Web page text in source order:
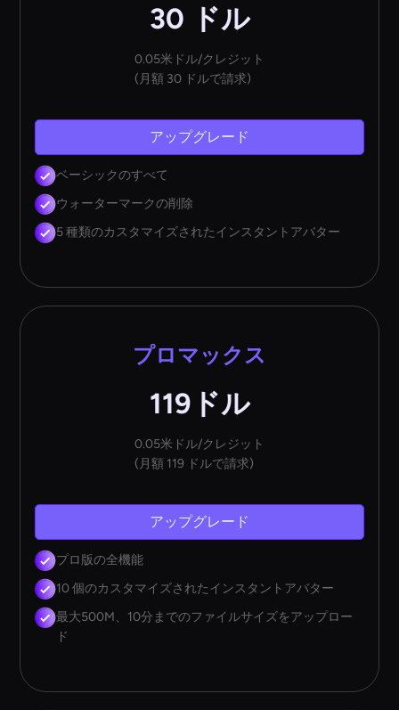
30 ドル
0.05米ドル/クレジット
(月額 30 ドルで請求)
アップグレード
ベーシックのすべて
ウォーターマークの削除
5 種類のカスタマイズされたインスタントアバター
プロマックス
119ドル
0.05米ドル/クレジット
(月額 119 ドルで請求)
アップグレード
プロ版の全機能
10 個のカスタマイズされたインスタントアバター
最大500M、10分までのファイルサイズをアップロー
ド